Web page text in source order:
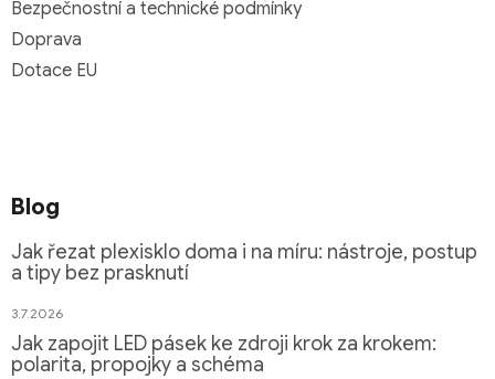
Bezpečnostní a technické podmínky
Doprava
Dotace EU
Blog
Jak řezat plexisklo doma i na míru: nástroje, postup
a tipy bez prasknutí
3.7.2026
Jak zapojit LED pásek ke zdroji krok za krokem:
polarita, propojky a schéma